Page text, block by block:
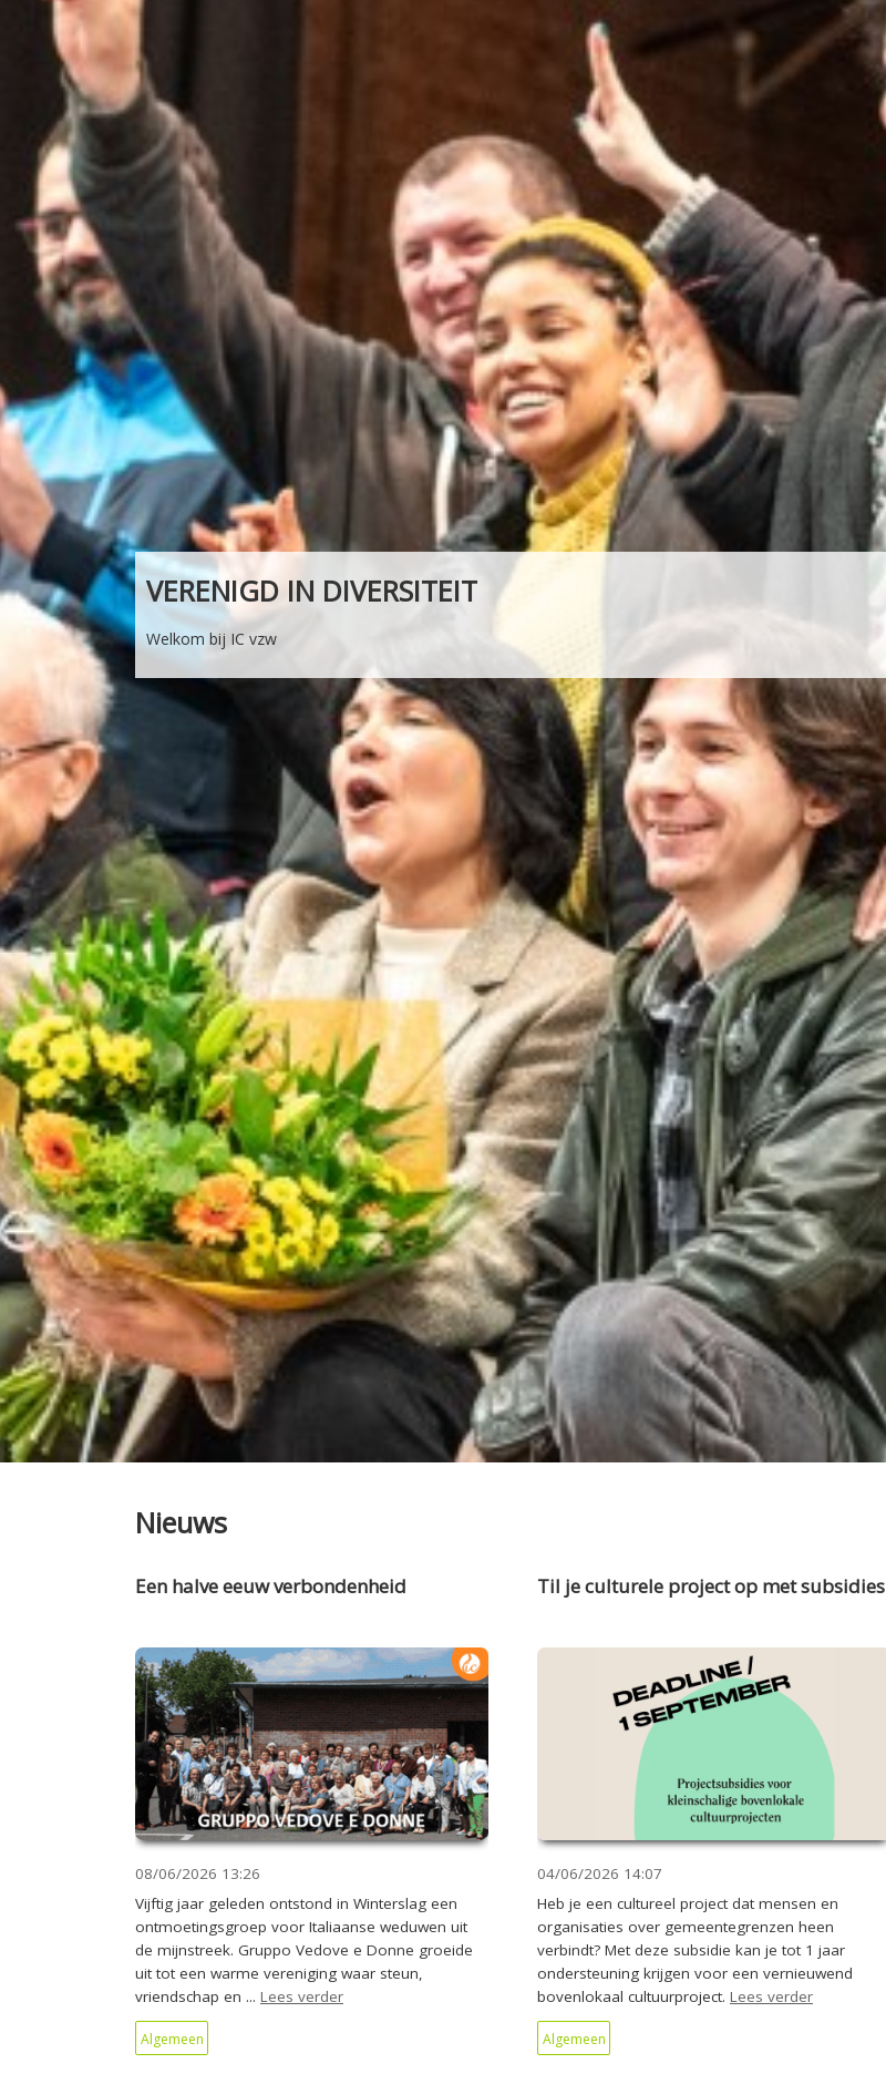
VERENIGD IN DIVERSITEIT
Welkom bij IC vzw
Nieuws
Een halve eeuw verbondenheid
08/06/2026 13:26
Vijftig jaar geleden ontstond in Winterslag een
ontmoetingsgroep voor Italiaanse weduwen uit
de mijnstreek. Gruppo Vedove e Donne groeide
uit tot een warme vereniging waar steun,
vriendschap en ... Lees verder
Algemeen
Til je culturele project op met subsidies
04/06/2026 14:07
Heb je een cultureel project dat mensen en
organisaties over gemeentegrenzen heen
verbindt? Met deze subsidie kan je tot 1 jaar
ondersteuning krijgen voor een vernieuwend
bovenlokaal cultuurproject. Lees verder
Algemeen